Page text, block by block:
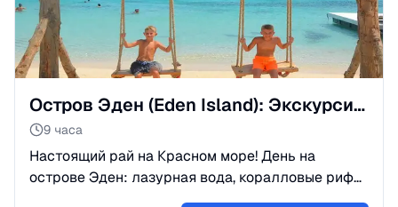
Остров Эден (Eden Island): Экскурсия и пляжный отдых
9 часа
Настоящий рай на Красном море! День на
острове Эден: лазурная вода, коралловые рифы
и обед с видом на море. Идеальный релакс и